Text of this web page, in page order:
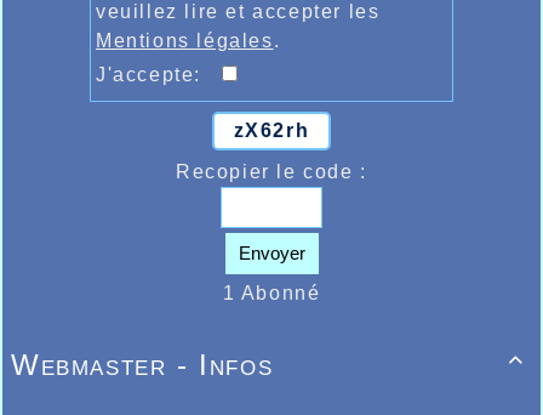
veuillez lire et accepter les
Mentions légales.
J'accepte:
zX62rh
Recopier le code :
Envoyer
1 Abonné

Webmaster - Infos